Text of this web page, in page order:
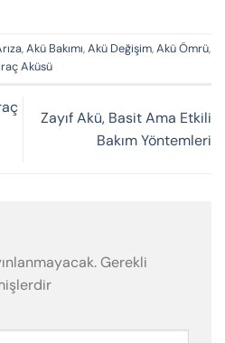
,Akü Bakımı,Akü Değişim,Akü Ömrü,
Aküsü
Zayıf Akü, Basit Ama Etkili
Bakım Yöntemleri
Gerekli